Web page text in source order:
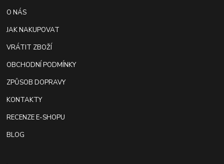
O NÁS
JAK NAKUPOVAT
VRÁTIT ZBOŽÍ
OBCHODNÍ PODMÍNKY
ZPŮSOB DOPRAVY
KONTAKTY
RECENZE E-SHOPU
BLOG